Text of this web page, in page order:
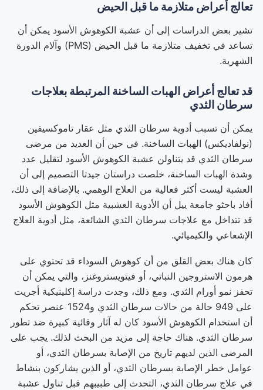
تعالج أعراض متلازمة ما قبل الحيض
تشير بعض الدراسات إلى أن عشبة الكوهوش الأسود يمكن أن
تساعد في تخفيف متلازمة ما قبل الحيض (PMS) وآلام الدورة
الشهرية.
قد تعالج أعراض الهبات الساخنة المرتبطة بعلاجات
سرطان الثدي
يمكن أن تسبب أدوية سرطان الثدي مثل عقار تاموكسيفين
(نولفاديكس) الهبات الساخنة. في حين أن العديد من مرضى
سرطان الثدي قد يتناولن عشبة الكوهوش الأسود لتقليل عدد
وشدة الهبات الساخنة، خلصت دراستان جيدتا التصميم إلى أن
العشبة ليست أكثر فعالية من العلاج الوهمي. بالإضافة إلى ذلك،
أفاد باحثو جامعة ييل أن الأدوية العشبية مثل الكوهوش الأسود
قد تتداخل مع علاجات سرطان الثدي الشائعة، مثل أدوية العلاج
الإشعاعي والكيميائي.
كان هناك بعض القلق من أن كوهوش السوداء قد تحتوي على
هرمون الاستروجين النباتي، أو فيتويستروغنز، والتي يمكن أن
تحفز نمو أورام الثدي. ومع ذلك، وجدت دراسة إكلينيكية أجريت
على 949 حالة من حالات سرطان الثدي و1524 عنصر تحكم
أن استخدام الكوهوش الأسود كان له آثار وقائية كبيرة ضد تطور
سرطان الثدي. هناك حاجة إلى مزيد من البحث لذلك. يجب على
المرضى الذين لديهم تاريخ من الإصابة بسرطان الثدي، أو
عوامل خطر الإصابة بسرطان الثدي، أو الذين يشاركون بنشاط
في علاج سرطان الثدي، التحدث إلى طبيبهم قبل تناول عشبة